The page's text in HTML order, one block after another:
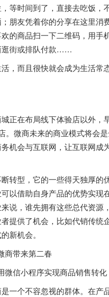
等时间到了，直接去吃饭，
朋友凭着你的分享在这里
的商品扫一下二维码，用手
逛街或排队付款……
而且很快就会成为生活常
在布局线下体验店以外，
。微商未来的商业模式将会
机会与互联网，让互联网
型，它的一些得天独厚的
以借助自身产品的优势实
说，谁先拥有这些总代资
提供了机会，比如代销传
新机会。
带来第二春
信小程序实现商品销售转化
个不容忽视的群体。在产